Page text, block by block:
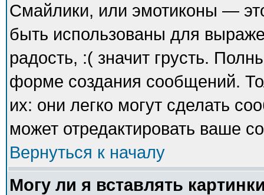
Смайлики, или эмотиконы —
быть использованы для
радость, :( значит грусть.
форме создания сообщений.
их: они легко могут сделать
может отредактировать ваше
Вернуться к началу
Могу ли я вставлять